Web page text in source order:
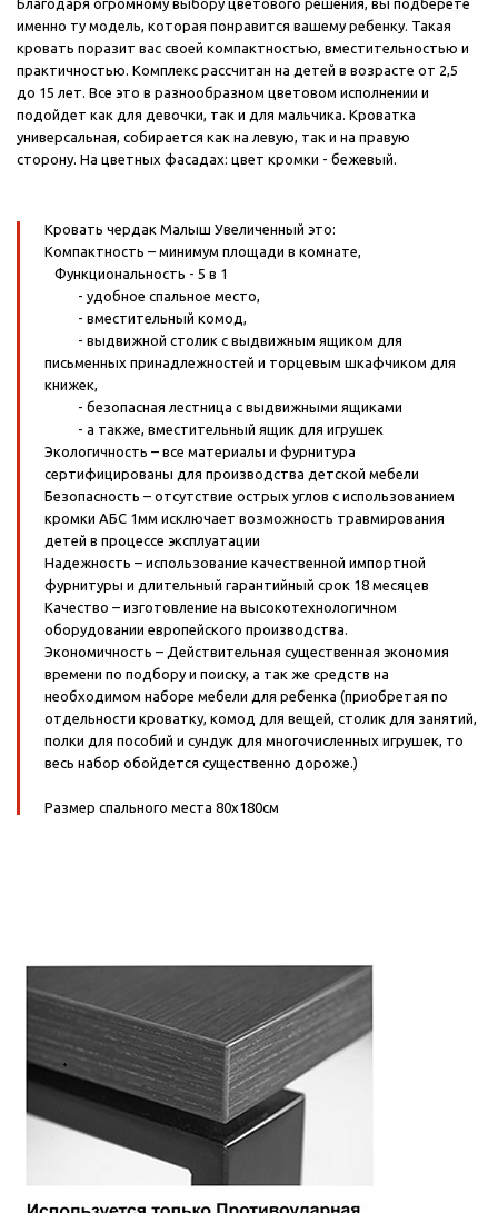
Благодаря огромному выбору цветового решения, вы подберете
именно ту модель, которая понравится вашему ребенку. Такая
кровать поразит вас своей компактностью, вместительностью и
практичностью. Комплекс рассчитан на детей в возрасте от 2,5
до 15 лет. Все это в разнообразном цветовом исполнении и
подойдет как для девочки, так и для мальчика. Кроватка
универсальная, собирается как на левую, так и на правую
сторону. На цветных фасадах: цвет кромки - бежевый.
Кровать чердак Малыш Увеличенный это:
Компактность – минимум площади в комнате,
Функциональность - 5 в 1
- удобное спальное место,
- вместительный комод,
- выдвижной столик с выдвижным ящиком для
письменных принадлежностей и торцевым шкафчиком для
книжек,
- безопасная лестница с выдвижными ящиками
- а также, вместительный ящик для игрушек
Экологичность – все материалы и фурнитура
сертифицированы для производства детской мебели
Безопасность – отсутствие острых углов с использованием
кромки АБС 1мм исключает возможность травмирования
детей в процессе эксплуатации
Надежность – использование качественной импортной
фурнитуры и длительный гарантийный срок 18 месяцев
Качество – изготовление на высокотехнологичном
оборудовании европейского производства.
Экономичность – Действительная существенная экономия
времени по подбору и поиску, а так же средств на
необходимом наборе мебели для ребенка (приобретая по
отдельности кроватку, комод для вещей, столик для занятий,
полки для пособий и сундук для многочисленных игрушек, то
весь набор обойдется существенно дороже.)
Размер спального места 80х180см